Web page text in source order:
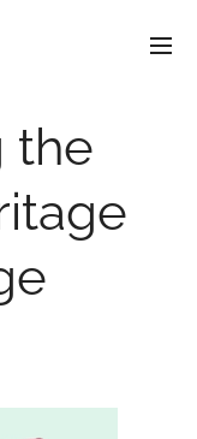
the